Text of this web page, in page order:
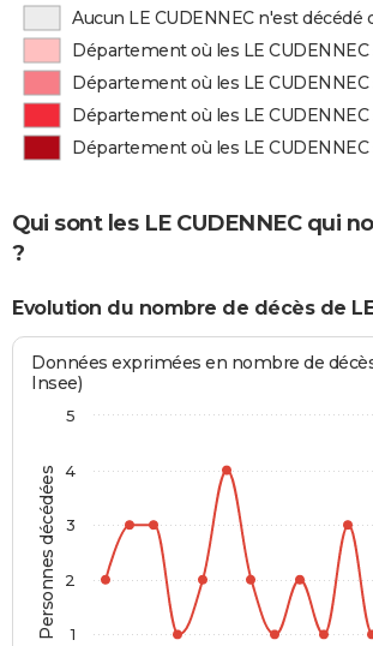
Aucun LE CUDENNEC n'est
Département où les LE
Département où les LE
Département où les LE
Département où les LE
Qui sont les LE CUDENNEC qui
?
Evolution du nombre de décès de LE
Personnes décédées
Données exprimées en nombre de
Insee)
1
2
3
4
5